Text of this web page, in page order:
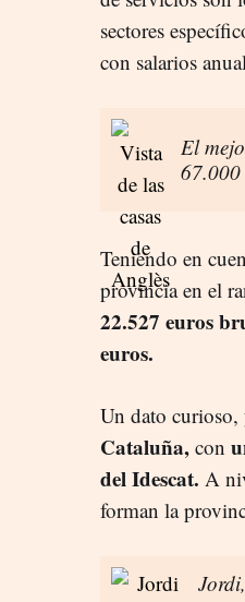
sectores
con salarios
El
Teniendo en
provincia en el
22.527 euros
euros.
Un dato curioso,
Cataluña, con
del Idescat. A
forman la